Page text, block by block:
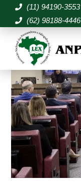
(11) 94190-3553
(62) 98188-4446